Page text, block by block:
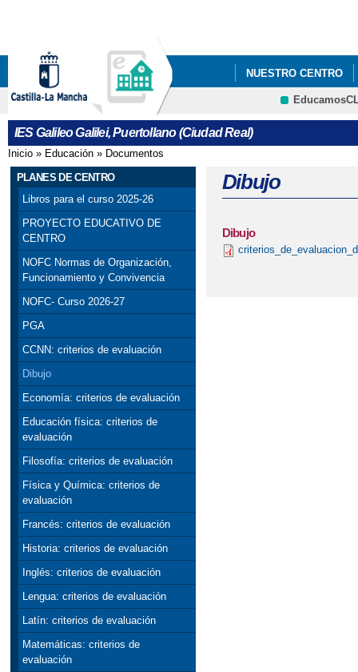
NUESTRO CENTRO
PROYECTO DE
IES Galileo Galilei, Puertollano (Ciudad Real)
Se encuentra usted aquí
Inicio » Educación » Documentos
PLANES DE CENTRO
Libros para el curso 2025-26
PROYECTO EDUCATIVO DE
CENTRO
NOFC Normas de Organización,
Funcionamiento y Convivencia
NOFC- Curso 2026-27
PGA
CCNN: criterios de evaluación
Dibujo
Economía: criterios de evaluación
Educación física: criterios de
evaluación
Filosofía: criterios de evaluación
Física y Química: criterios de
evaluación
Francés: criterios de evaluación
Historia: criterios de evaluación
Inglés: criterios de evaluación
Lengua: criterios de evaluación
Latín: criterios de evaluación
Matemáticas: criterios de
evaluación
Dibujo
Dibujo